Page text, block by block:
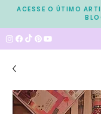
ACESSE O ÚTIMO